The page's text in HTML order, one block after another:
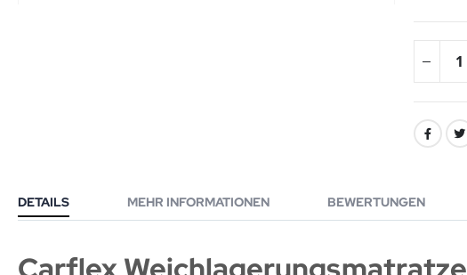
DETAILS MEHR INFORMATIONEN BEWERTUNGEN